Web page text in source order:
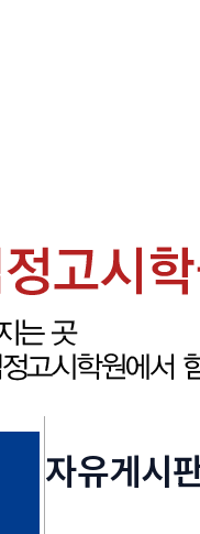
자유게시